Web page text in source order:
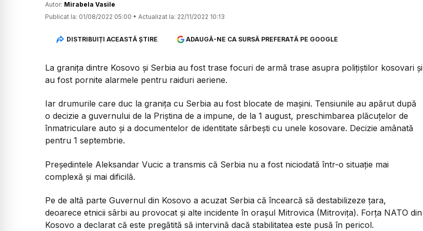
Autor: Mirabela Vasile
Publicat la: 01/08/2022 05:00 • Actualizat la: 22/11/2022 10:13
DISTRIBUIȚI ACEASTĂ ȘTIRE ADAUGĂ-NE CA SURSĂ PREFERATĂ PE GOOGLE
La granița dintre Kosovo și Serbia au fost trase focuri de armă trase asupra polițiștilor kosovari și
au fost pornite alarmele pentru raiduri aeriene.
Iar drumurile care duc la granița cu Serbia au fost blocate de mașini. Tensiunile au apărut după
o decizie a guvernului de la Priștina de a impune, de la 1 august, preschimbarea plăcuțelor de
înmatriculare auto și a documentelor de identitate sârbești cu unele kosovare. Decizie amânată
pentru 1 septembrie.
Președintele Aleksandar Vucic a transmis că Serbia nu a fost niciodată într-o situație mai
complexă și mai dificilă.
Pe de altă parte Guvernul din Kosovo a acuzat Serbia că încearcă să destabilizeze țara,
deoarece etnicii sârbi au provocat și alte incidente în orașul Mitrovica (Mitrovița). Forța NATO din
Kosovo a declarat că este pregătită să intervină dacă stabilitatea este pusă în pericol.